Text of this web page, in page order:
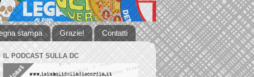
stampa Grazie! Contatti
IL PODCAST SULLA DC